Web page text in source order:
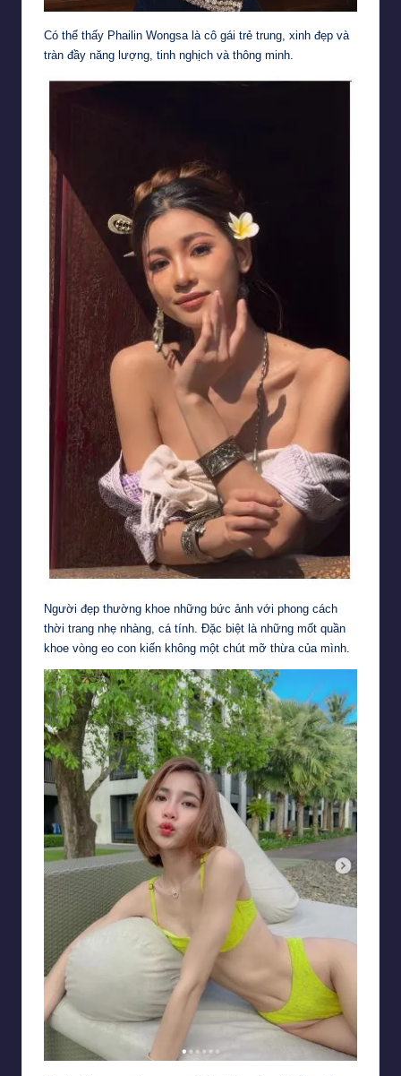
Có thể thấy Phailin Wongsa là cô gái trẻ trung, xinh đẹp và
tràn đầy năng lượng, tinh nghịch và thông minh.
Người đẹp thường khoe những bức ảnh với phong cách
thời trang nhẹ nhàng, cá tính. Đặc biệt là những mốt quần
khoe vòng eo con kiến không một chút mỡ thừa của mình.